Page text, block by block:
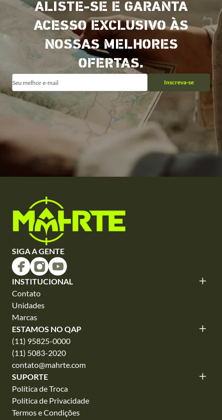
ALISTE-SE E GARANTA
ACESSO EXCLUSIVO ÀS
NOSSAS MELHORES
OFERTAS.
Inscreva-se
SIGA A GENTE
INSTITUCIONAL
Contato
Unidades
Marcas
ESTAMOS NO QAP
(11) 95825-0000
(11) 5083-2020
contato@mahrte.com
SUPORTE
Política de Troca
Política de Privacidade
Termos e Condições